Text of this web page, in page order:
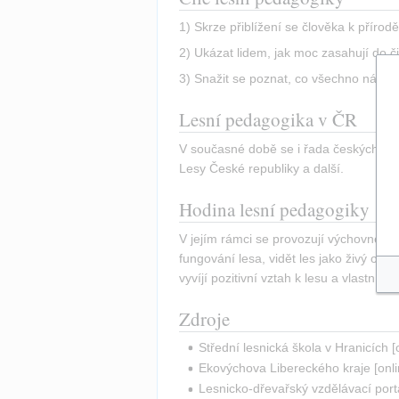
1) Skrze přiblížení se člověka k
2) Ukázat lidem, jak moc zasahují do
3) Snažit se poznat, co všechno nám
Lesní pedagogika v ČR
V současné době se i řada českých
Lesy České republiky a další.
Hodina lesní pedagogiky
V jejím rámci se provozují výchovné
fungování lesa, vidět les jako živý
vyvíjí pozitivní vztah k lesu a
Zdroje
Střední lesnická škola v Hranicích
Ekovýchova Libereckého kraje
Lesnicko-dřevařský vzdělávací